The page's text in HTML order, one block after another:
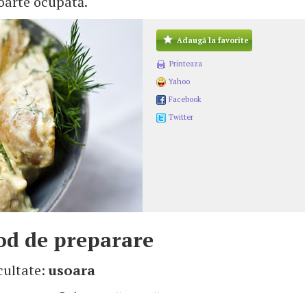
Adaugă la favorite
Printeaza
Yahoo
Facebook
Twitter
de preparare
usoara